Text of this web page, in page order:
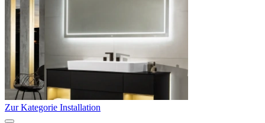
Zur Kategorie Installation